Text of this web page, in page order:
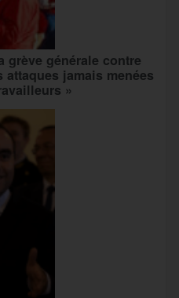
grève générale contre
attaques jamais menées
»